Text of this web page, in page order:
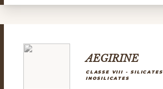
AEGIRINE
CLASSE VIII -
INOSILICATES